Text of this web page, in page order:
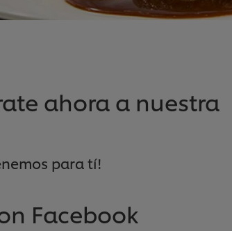
ahora a nuestra
para tí!
Facebook